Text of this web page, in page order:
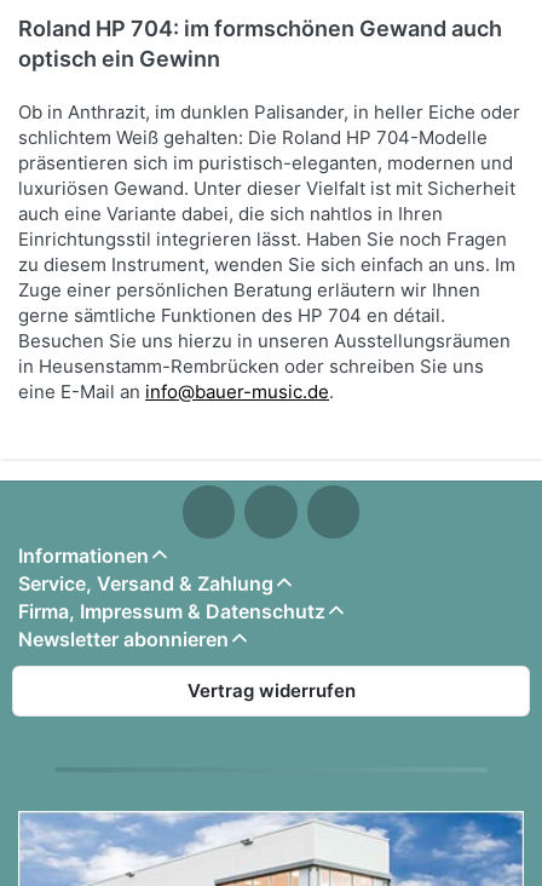
Roland HP 704: im formschönen Gewand auch
optisch ein Gewinn
Ob in Anthrazit, im dunklen Palisander, in heller Eiche oder
schlichtem Weiß gehalten: Die Roland HP 704-Modelle
präsentieren sich im puristisch-eleganten, modernen und
luxuriösen Gewand. Unter dieser Vielfalt ist mit Sicherheit
auch eine Variante dabei, die sich nahtlos in Ihren
Einrichtungsstil integrieren lässt. Haben Sie noch Fragen
zu diesem Instrument, wenden Sie sich einfach an uns. Im
Zuge einer persönlichen Beratung erläutern wir Ihnen
gerne sämtliche Funktionen des HP 704 en détail.
Besuchen Sie uns hierzu in unseren Ausstellungsräumen
in Heusenstamm-Rembrücken oder schreiben Sie uns
eine E-Mail an info@bauer-music.de.
Informationen
Service, Versand & Zahlung
Firma, Impressum & Datenschutz
Newsletter abonnieren
Vertrag widerrufen